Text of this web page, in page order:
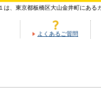
は、東京都板橋区大山金井町にある
よくあるご質問